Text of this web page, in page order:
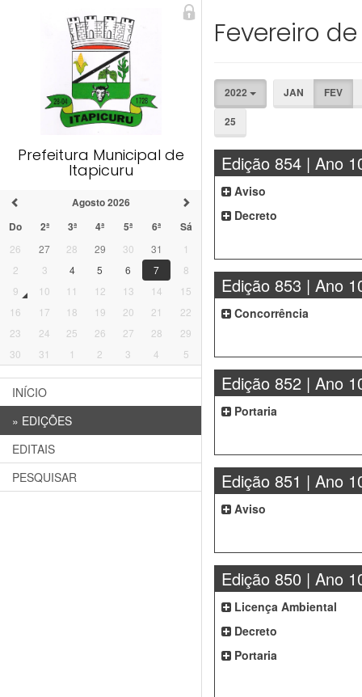
Prefeitura Municipal de
Itapicuru
Agosto 2026
Do
2ª 3ª 4ª 5ª 6ª Sá
26 27 28 29 30 31
1
2
3 4 5 6 7
8
9
10 11 12 13 14
15
16
17 18 19 20 21
22
23
24 25 26 27 28
29
30
31 1 2 3 4 5
INÍCIO
» EDIÇÕES
EDITAIS
PESQUISAR
Fevereiro
2022 JAN
FEV
25
Edição 854 | Ano
Aviso
Decreto
Edição 853 | Ano
Concorrência
Edição 852 | Ano
Portaria
Edição 851 | Ano
Aviso
Edição 850 | Ano
Licença Ambiental
Decreto
Portaria